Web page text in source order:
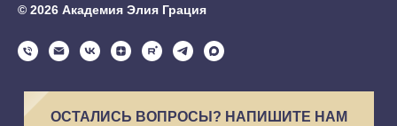
© 2026 Академия Элия Грация
ОСТАЛИСЬ ВОПРОСЫ? НАПИШИТЕ НАМ